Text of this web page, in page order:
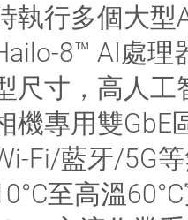
執行多個大型
8™ AI處理
尺寸，高人工
機專用雙GbE
Fi/藍牙/5G
至高溫